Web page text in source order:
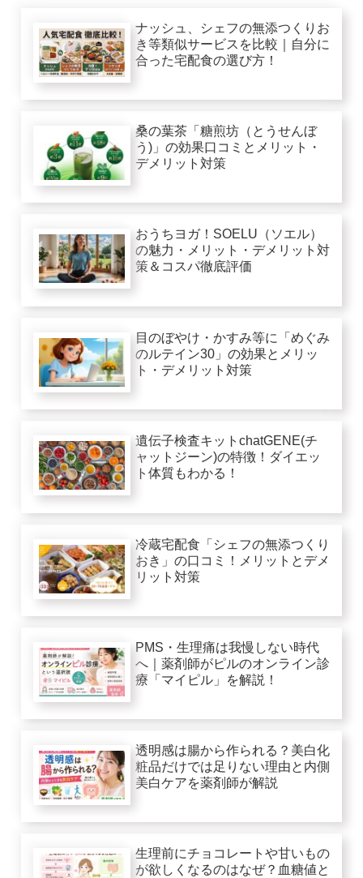
ナッシュ、シェフの無添つくりお
き等類似サービスを比較｜自分に
合った宅配食の選び方！
桑の葉茶「糖煎坊（とうせんぼ
う)」の効果口コミとメリット・
デメリット対策
おうちヨガ！SOELU（ソエル）
の魅力・メリット・デメリット対
策＆コスパ徹底評価
目のぼやけ・かすみ等に「めぐみ
のルテイン30」の効果とメリッ
ト・デメリット対策
遺伝子検査キットchatGENE(チ
ャットジーン)の特徴！ダイエッ
ト体質もわかる！
冷蔵宅配食「シェフの無添つくり
おき」の口コミ！メリットとデメ
リット対策
PMS・生理痛は我慢しない時代
へ｜薬剤師がピルのオンライン診
療「マイピル」を解説！
透明感は腸から作られる？美白化
粧品だけでは足りない理由と内側
美白ケアを薬剤師が解説
生理前にチョコレートや甘いもの
が欲しくなるのはなぜ？血糖値と